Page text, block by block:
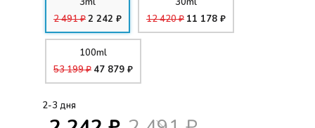
2 491 ₽2 242 ₽
12 420 ₽ 11 178 ₽
100ml
53 199 ₽ 47 879 ₽
2-3 дня